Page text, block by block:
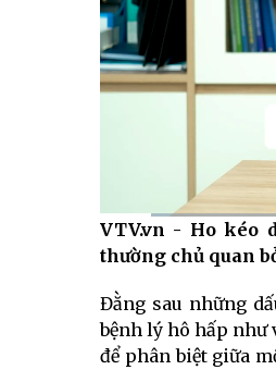
Current
Time
0:12 / Duration
3:04
VTV.vn - Ho kéo
thường chủ quan
Đằng sau những
bệnh lý hô hấp như
để phân biệt giữa